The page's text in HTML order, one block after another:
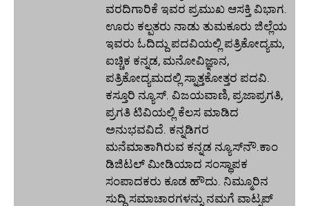
ವರದಿಗಾರಿಕೆ ಇವರ ಪ್ರಮುಖ ಆಸಕ್ತಿ ವಿಭಾಗ.
ಊರು ಕಲ್ಪತರು ನಾಡು ತುಮಕೂರು ಜಿಲ್ಲೆಯ
ಇವರು ಓದಿದ್ದು ಪದವಿಯಲ್ಲಿ ಪತ್ರಿಕೋದ್ಯಮ,
ಐಚ್ಚಿಕ ಕನ್ನಡ, ಮನೋವಿಜ್ಞಾನ,
ಪತ್ರಿಕೋದ್ಯಮದಲ್ಲಿ ಸ್ನಾತ್ತಕೋತ್ತರ ಪದವಿ.
ಕಸ್ತೂರಿ ನ್ಯೂಸ್‌. ವಿಜಯವಾಣಿ, ಪ್ರಜಾಪ್ರಗತಿ,
ಪ್ರಗತಿ ಟಿವಿಯಲ್ಲಿ ಕೆಲಸ ಮಾಡಿದ
ಅನುಭವವಿದೆ. ಕನ್ನಡಿಗರ
ಮನೆಮಾತಾಗಿರುವ ಕನ್ನಡ ನ್ಯೂಸ್‌ನೌ.ಕಾಂ
ಡಿಜಿಟಲ್‌ ಮೀಡಿಯಾದ ಸಂಸ್ಥಾಪಕ
ಸಂಪಾದಕರು ಕೂಡ ಹೌದು. ನಿಮ್ಮೂರಿನ
ಸುದ್ದಿ ಸಮಾಚಾರಗಳನ್ನು ನಮಗೆ ವಾಟ್ಸಪ್‌